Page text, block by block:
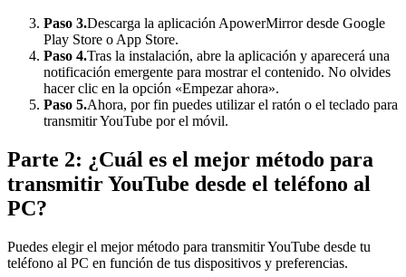
Paso 3.Descarga la aplicación ApowerMirror desde Google
Play Store o App Store.
Paso 4.Tras la instalación, abre la aplicación y aparecerá una
notificación emergente para mostrar el contenido. No olvides
hacer clic en la opción «Empezar ahora».
Paso 5.Ahora, por fin puedes utilizar el ratón o el teclado para
transmitir YouTube por el móvil.
Parte 2: ¿Cuál es el mejor método para
transmitir YouTube desde el teléfono al
PC?
Puedes elegir el mejor método para transmitir YouTube desde tu
teléfono al PC en función de tus dispositivos y preferencias.